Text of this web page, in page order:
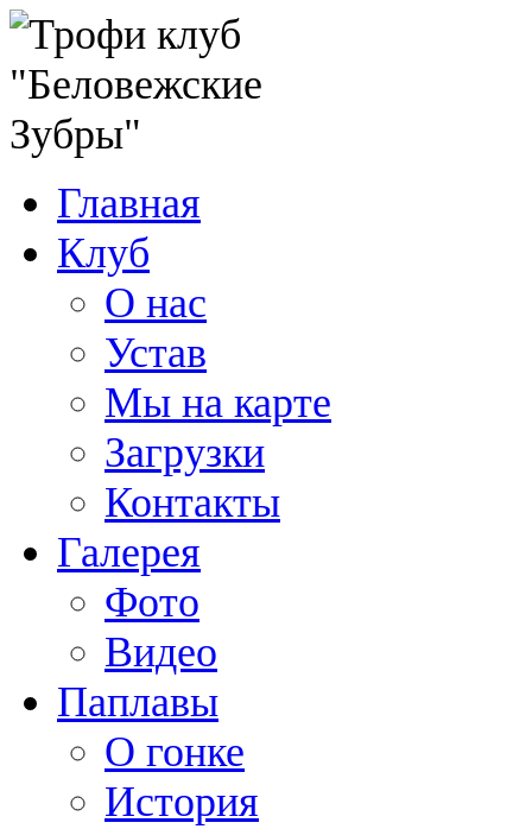
Главная
Клуб
О нас
Устав
Мы на карте
Загрузки
Контакты
Галерея
Фото
Видео
Паплавы
О гонке
История